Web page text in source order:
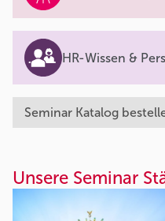
HR-Wissen &
Seminar Katalog
Unsere Seminar